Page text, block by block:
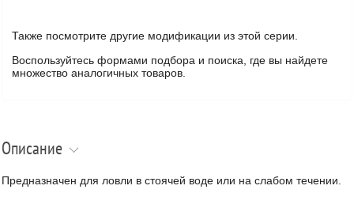
Также посмотрите другие модификации из этой серии.
Воспользуйтесь формами подбора и поиска, где вы найдете
множество аналогичных товаров.
Описание
Предназначен для ловли в стоячей воде или на слабом течении.